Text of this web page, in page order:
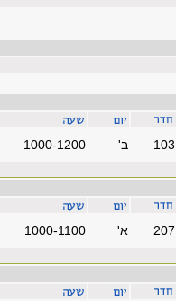
1000-1200 'ב 103
1000-1100 'א 207